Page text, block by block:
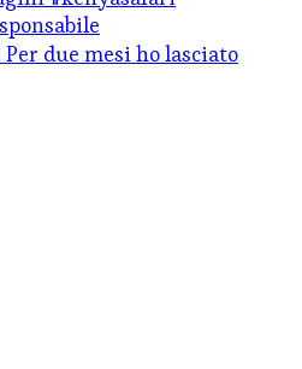
due mesi ho lasciato